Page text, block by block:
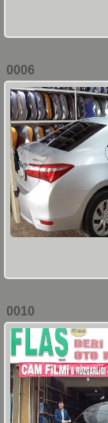
0006
0010